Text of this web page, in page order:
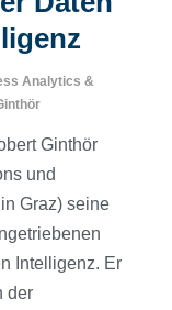
Analytics &
Ginthör
und
Graz) seine
Intelligenz. Er
der